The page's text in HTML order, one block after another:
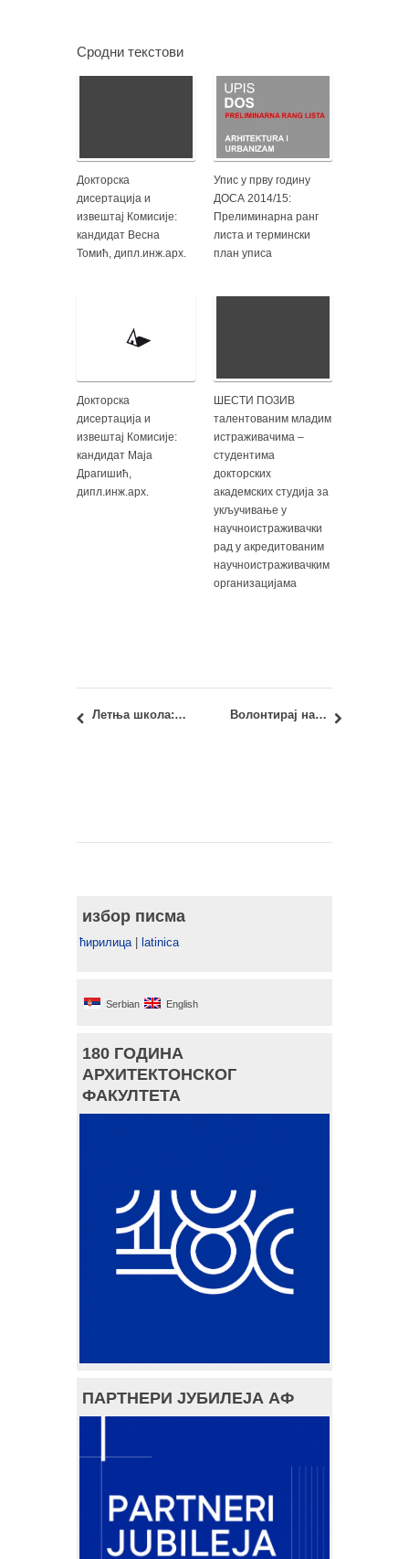
Сродни текстови
Докторска
дисертација и
извештај Комисије:
кандидат Весна
Томић, дипл.инж.арх.
Упис у прву годину
ДОСА 2014/15:
Прелиминарна ранг
листа и термински
план уписа
Докторска
дисертација и
извештај Комисије:
кандидат Маја
Драгишић,
дипл.инж.арх.
ШЕСТИ ПОЗИВ
талентованим младим
истраживачима –
студентима
докторских
академских студија за
укључивање у
научноистраживачки
рад у акредитованим
научноистраживачким
организацијама
Летња школа: ILS Innovative Learning Spaces Волонтирај на 14. Beldocs фестивалу!
избор писма
ћирилица| latinica
Serbian English
180 ГОДИНА
АРХИТЕКТОНСКОГ
ФАКУЛТЕТА
ПАРТНЕРИ ЈУБИЛЕЈА АФ